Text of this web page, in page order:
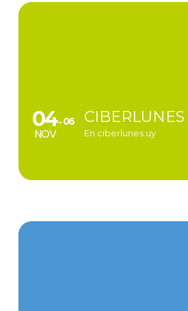
04
NOV
06 CIBERLUNES
En ciberlunes.uy